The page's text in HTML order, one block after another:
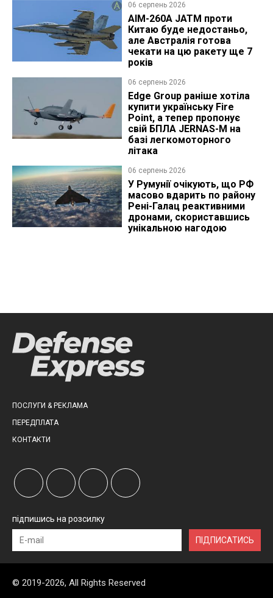
06 серпень 2026
AIM-260A JATM проти
Китаю буде недостаньо,
але Австралія готова
чекати на цю ракету ще 7
років
06 серпень 2026
Edge Group раніше хотіла
купити українську Fire
Point, а тепер пропонує
свій БПЛА JERNAS-M на
базі легкомоторного
літака
06 серпень 2026
У Румунії очікують, що РФ
масово вдарить по району
Рені-Галац реактивними
дронами, скориставшись
унікальною нагодою
ПОСЛУГИ & РЕКЛАМА
ПЕРЕДПЛАТА
КОНТАКТИ
підпишись на розсилку
ПІДПИСАТИСЬ
© 2019-2026, All Rights Reserved